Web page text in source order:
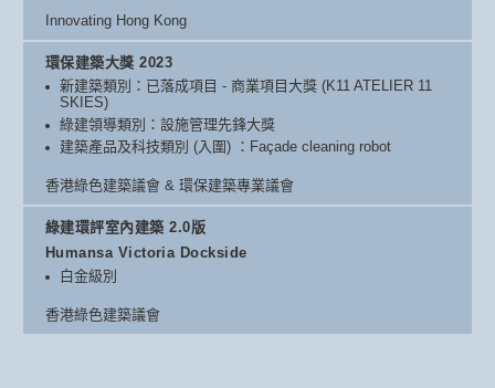
Innovating Hong Kong
環保建築大獎 2023
新建築類別：已落成項目 - 商業項目大獎 (K11 ATELIER 11
SKIES)
綠建領導類別：設施管理先鋒大獎
建築產品及科技類別 (入圍) ：Façade cleaning robot
香港綠色建築議會 & 環保建築專業議會
綠建環評室內建築 2.0版
Humansa Victoria Dockside
白金級別
香港綠色建築議會